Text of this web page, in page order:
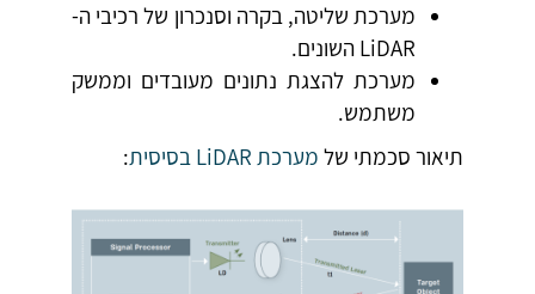
מערכת שליטה, בקרה וסנכרון של רכיבי ה-
LiDAR השונים.
מערכת להצגת נתונים מעובדים וממשק
משתמש.
תיאור סכמתי של מערכת LiDAR בסיסית :